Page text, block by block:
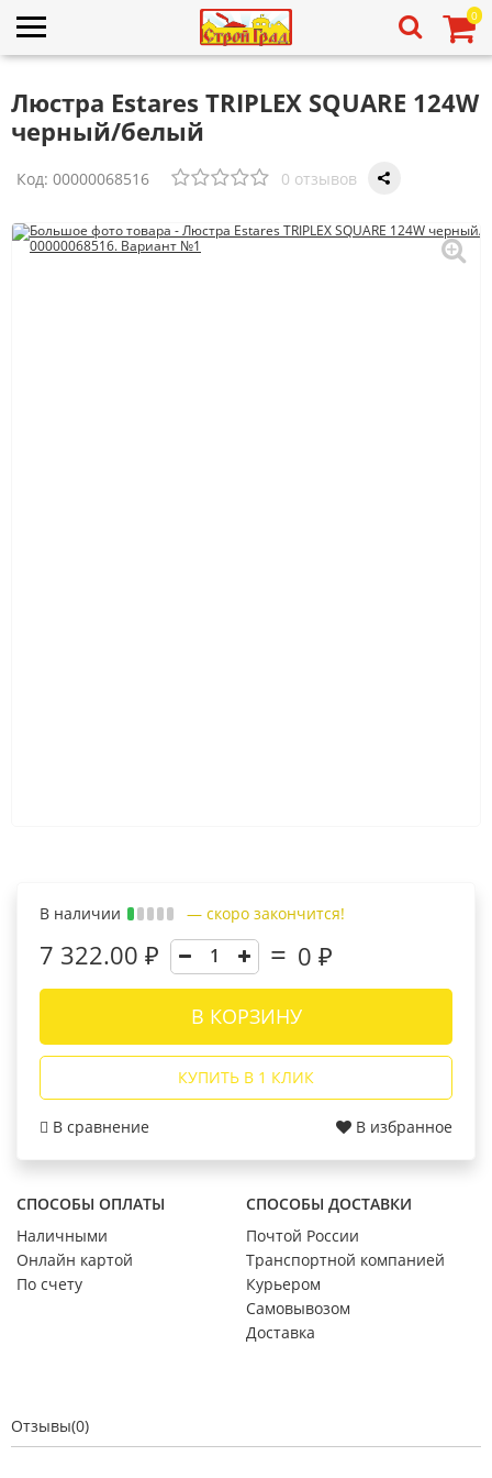
0
Люстра Estares TRIPLEX SQUARE 124W
черный/белый
Код: 00000068516 0 отзывов
В наличии — скоро закончится!
7 322.00 ₽ 0 ₽
В КОРЗИНУ
КУПИТЬ В 1 КЛИК
В сравнение В избранное
СПОСОБЫ ОПЛАТЫ
Наличными
Онлайн картой
По счету
СПОСОБЫ ДОСТАВКИ
Почтой России
Транспортной компанией
Курьером
Самовывозом
Доставка
Отзывы(0)